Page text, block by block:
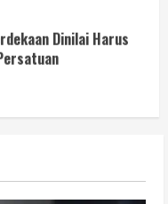
Dinilai Harus
Publik Diminta
Jelang HUT RI